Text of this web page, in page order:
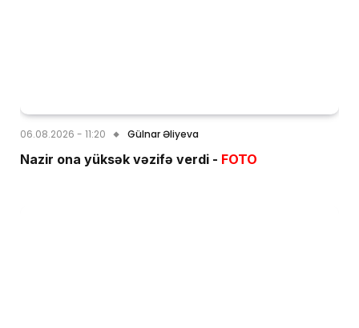
06.08.2026 - 11:20 Gülnar Əliyeva
Nazir ona yüksək vəzifə verdi - FOTO